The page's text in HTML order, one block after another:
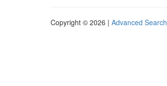
Copyright © 2026 | Advanced Search